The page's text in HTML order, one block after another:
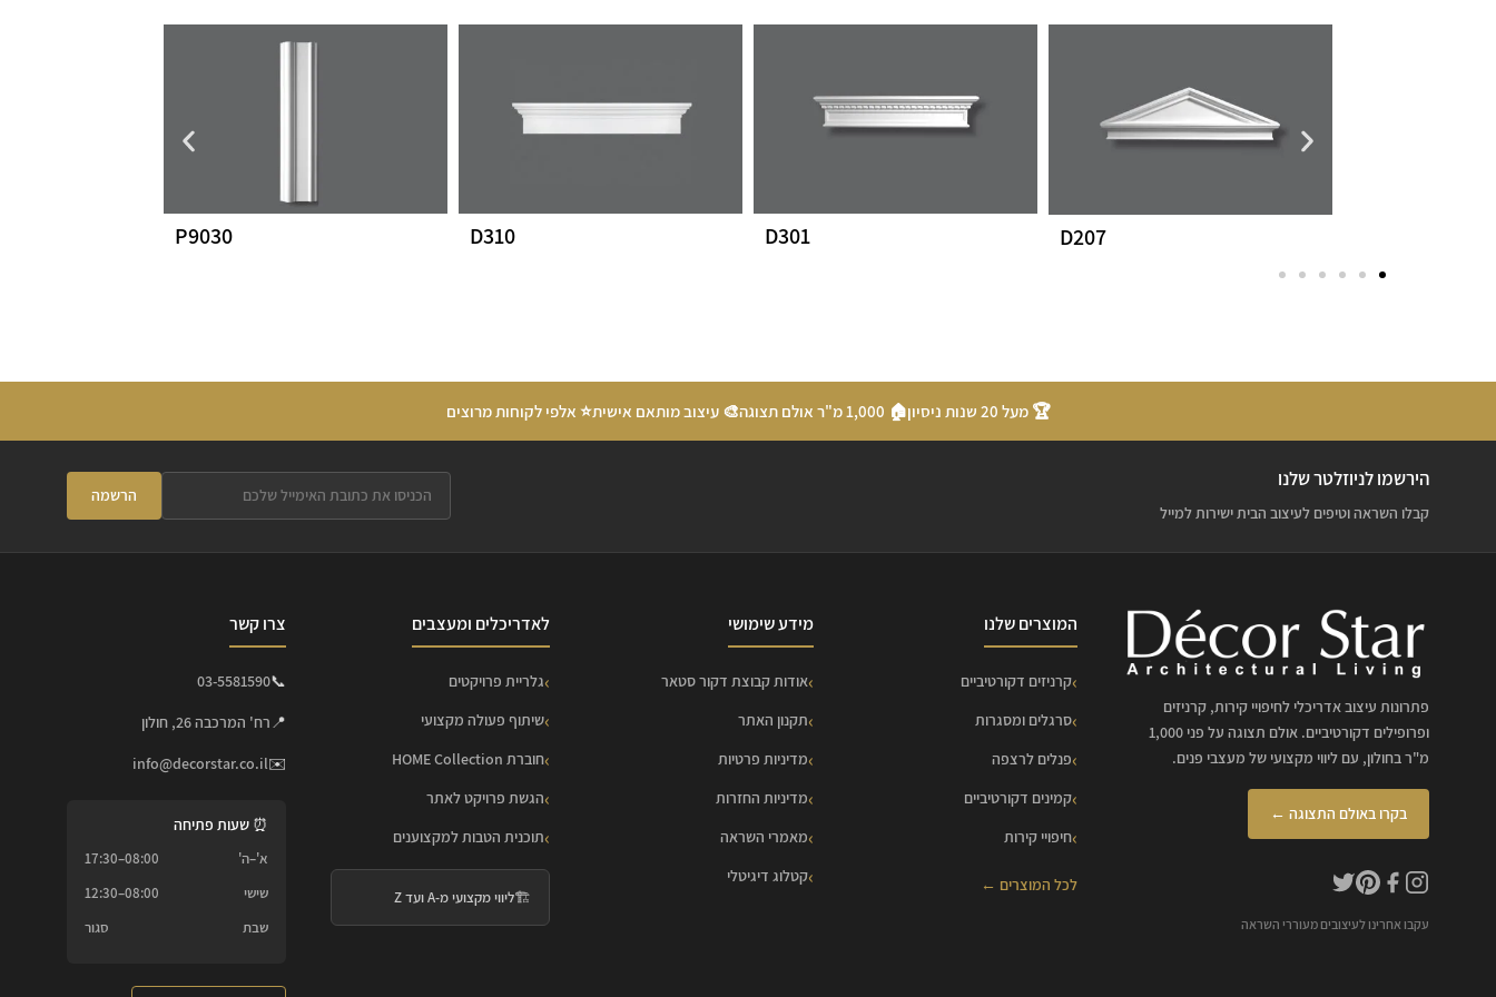
D207
D301
D310
P9030
🏆 מעל 20 שנות ניסיון 🏠 1,000 מ"ר אולם תצוגה 🎨 עיצוב מותאם אישית⭐ אלפי לקוחות מרוצים
הירשמו לניוזלטר שלנו
קבלו השראה וטיפים לעיצוב הבית ישירות למייל
הרשמה
פתרונות עיצוב אדריכלי לחיפויי קירות, קרניזים
ופרופילים דקורטיביים. אולם תצוגה על פני 1,000
מ"ר בחולון, עם ליווי מקצועי של מעצבי פנים.
בקרו באולם התצוגה ←
עקבו אחרינו לעיצובים מעוררי השראה
המוצרים שלנו
קרניזים דקורטיביים
סרגלים ומסגרות
פנלים לרצפה
קמינים דקורטיביים
חיפויי קירות
לכל המוצרים ←
מידע שימושי
אודות קבוצת דקור סטאר
תקנון האתר
מדיניות פרטיות
מדיניות החזרות
מאמרי השראה
קטלוג דיגיטלי
לאדריכלים ומעצבים
גלריית פרויקטים
שיתוף פעולה מקצועי
חוברת HOME Collection
הגשת פרויקט לאתר
תוכנית הטבות למקצוענים
🏗️ליווי מקצועי מ-A ועד Z
צרו קשר
📞
03-5581590
📍רח' המרכבה 26, חולון
✉️
info@decorstar.co.il
⏰ שעות פתיחה
א'–ה'
08:00–17:30
שישי
08:00–12:30
שבת
סגור